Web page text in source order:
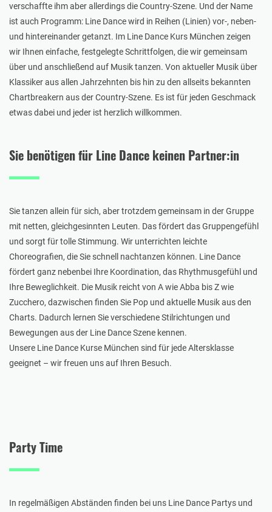
verschaffte ihm aber allerdings die Country-Szene. Und der Name
ist auch Programm: Line Dance wird in Reihen (Linien) vor-, neben-
und hintereinander getanzt. Im Line Dance Kurs München zeigen
wir Ihnen einfache, festgelegte Schrittfolgen, die wir gemeinsam
über und anschließend auf Musik tanzen. Von aktueller Musik über
Klassiker aus allen Jahrzehnten bis hin zu den allseits bekannten
Chartbreakern aus der Country-Szene. Es ist für jeden Geschmack
etwas dabei und jeder ist herzlich willkommen.
Sie benötigen für Line Dance keinen Partner:in
Sie tanzen allein für sich, aber trotzdem gemeinsam in der Gruppe
mit netten, gleichgesinnten Leuten. Das fördert das Gruppengefühl
und sorgt für tolle Stimmung. Wir unterrichten leichte
Choreografien, die Sie schnell nachtanzen können. Line Dance
fördert ganz nebenbei Ihre Koordination, das Rhythmusgefühl und
Ihre Beweglichkeit. Die Musik reicht von A wie Abba bis Z wie
Zucchero, dazwischen finden Sie Pop und aktuelle Musik aus den
Charts. Dadurch lernen Sie verschiedene Stilrichtungen und
Bewegungen aus der Line Dance Szene kennen.
Unsere Line Dance Kurse München sind für jede Altersklasse
geeignet – wir freuen uns auf Ihren Besuch.
Party Time
In regelmäßigen Abständen finden bei uns Line Dance Partys und